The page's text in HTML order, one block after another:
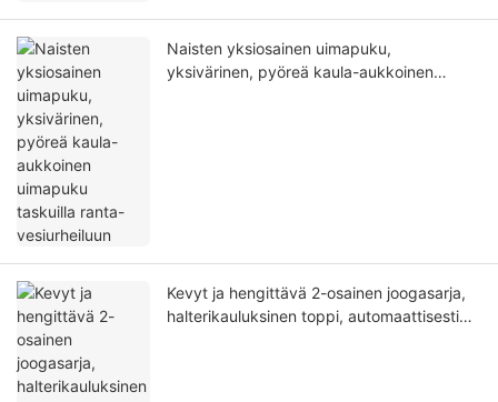
Naisten yksiosainen uimapuku,
yksivärinen, pyöreä kaula-aukkoinen
Kevyt ja hengittävä 2-osainen joogasarja,
halterikauluksinen toppi, automaattisesti